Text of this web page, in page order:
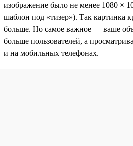
изображение было не менее 1080 ×
шаблон под «тизер»). Так картинка
больше. Но самое важное — ваше
больше пользователей, а
и на мобильных телефонах.